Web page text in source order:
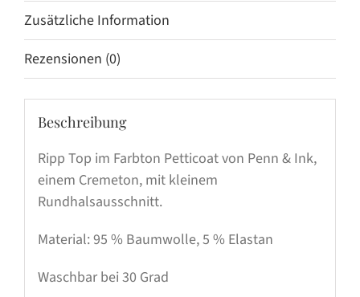
Zusätzliche Information
Rezensionen (0)
Beschreibung
Ripp Top im Farbton Petticoat von Penn & Ink,
einem Cremeton, mit kleinem
Rundhalsausschnitt.
Material: 95 % Baumwolle, 5 % Elastan
Waschbar bei 30 Grad